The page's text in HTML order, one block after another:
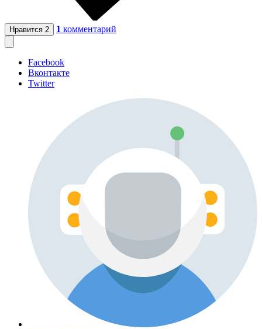
Нравится 2 1 комментарий
Facebook
Вконтакте
Twitter